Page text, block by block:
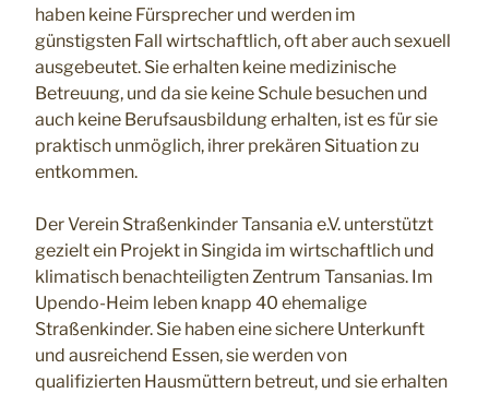
haben keine Fürsprecher und werden im
günstigsten Fall wirtschaftlich, oft aber auch sexuell
ausgebeutet. Sie erhalten keine medizinische
Betreuung, und da sie keine Schule besuchen und
auch keine Berufsausbildung erhalten, ist es für sie
praktisch unmöglich, ihrer prekären Situation zu
entkommen.
Der Verein Straßenkinder Tansania e.V. unterstützt
gezielt ein Projekt in Singida im wirtschaftlich und
klimatisch benachteiligten Zentrum Tansanias. Im
Upendo-Heim leben knapp 40 ehemalige
Straßenkinder. Sie haben eine sichere Unterkunft
und ausreichend Essen, sie werden von
qualifizierten Hausmüttern betreut, und sie erhalten